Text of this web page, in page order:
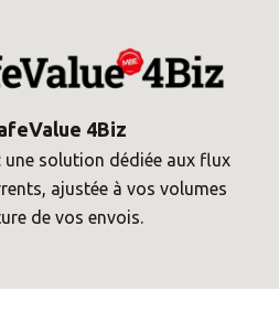
4Biz
une solution dédiée aux flux
ajustée à vos volumes
de vos envois.